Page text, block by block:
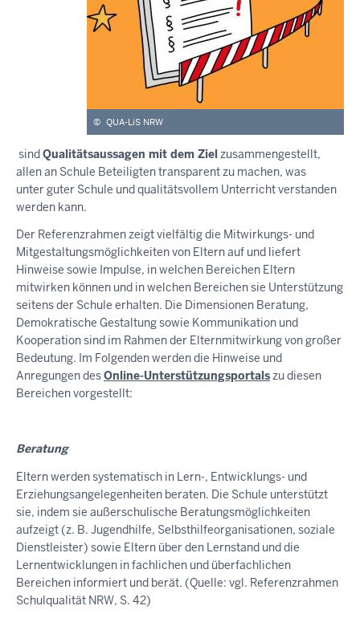
© QUA-LiS NRW
sindQualitätsaussagen mit dem Ziel zusammengestellt,
allen an Schule Beteiligten transparent zu machen, was
unter guter Schule und qualitätsvollem Unterricht verstanden
werden kann.
Der Referenzrahmen zeigt vielfältig die Mitwirkungs- und
Mitgestaltungsmöglichkeiten von Eltern auf und liefert
Hinweise sowie Impulse, in welchen Bereichen Eltern
mitwirken können und in welchen Bereichen sie Unterstützung
seitens der Schule erhalten. Die Dimensionen Beratung,
Demokratische Gestaltung sowie Kommunikation und
Kooperation sind im Rahmen der Elternmitwirkung von großer
Bedeutung. Im Folgenden werden die Hinweise und
Anregungen desOnline-Unterstützungsportalszu diesen
Bereichen vorgestellt:
Beratung
Eltern werden systematisch in Lern-, Entwicklungs- und
Erziehungsangelegenheiten beraten. Die Schule unterstützt
sie, indem sie außerschulische Beratungsmöglichkeiten
aufzeigt (z. B. Jugendhilfe, Selbsthilfeorganisationen, soziale
Dienstleister) sowie Eltern über den Lernstand und die
Lernentwicklungen in fachlichen und überfachlichen
Bereichen informiert und berät. (Quelle: vgl. Referenzrahmen
Schulqualität NRW, S. 42)